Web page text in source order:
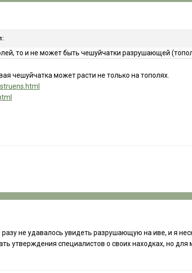
то и не может быть чешуйчатки разрушающей
чешуйчатка может расти не только на тополях.
не удавалось увидеть разрушающую на иве, и я
утверждения специалистов о своих находках, но